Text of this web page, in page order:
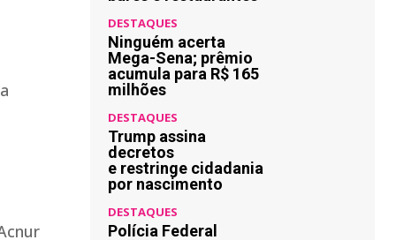
DESTAQUES
Ninguém acerta
Mega-Sena; prêmio
acumula para R$ 165
milhões
DESTAQUES
Trump assina
decretos
e restringe cidadania
por nascimento
DESTAQUES
Polícia Federal